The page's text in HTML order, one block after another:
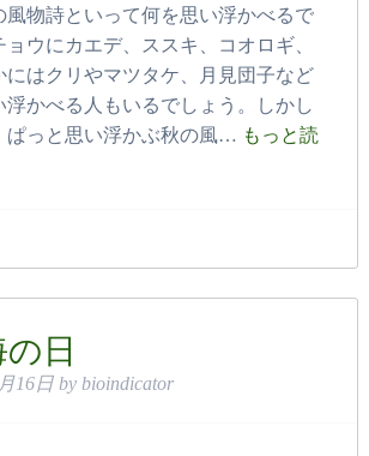
風物詩といって何を思い浮かべるで
ョウにカエデ、ススキ、コオロギ、
にはクリやマツタケ、月見団子など
浮かべる人もいるでしょう。しかし
ぱっと思い浮かぶ秋の風… もっと読
日
16日 by bioindicator